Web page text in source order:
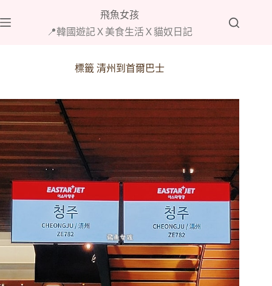
至
飛魚女孩
📍韓國遊記Ｘ美食生活Ｘ貓奴日記
標籤 清州到首爾巴士